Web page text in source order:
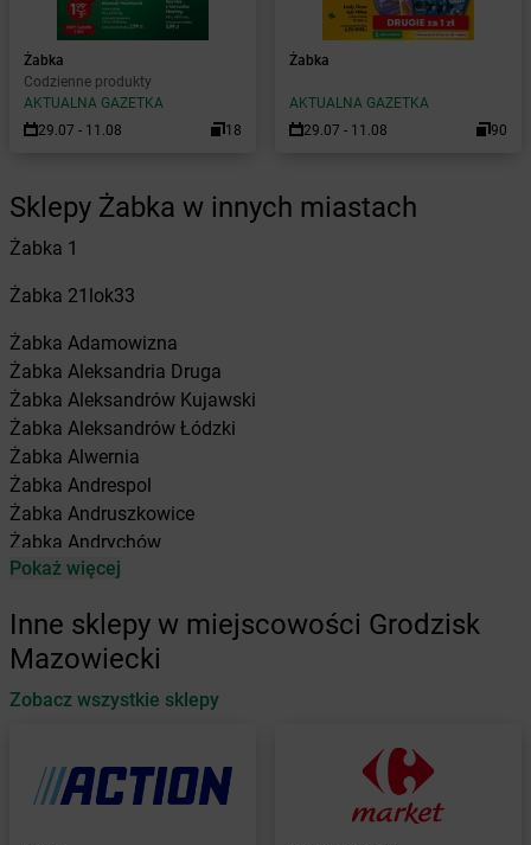
Żabka
Codzienne produkty
AKTUALNA GAZETKA
29.07 - 11.08
18
Żabka
AKTUALNA GAZETKA
29.07 - 11.08
90
Sklepy Żabka w innych miastach
Żabka 1
Żabka 21lok33
Żabka Adamowizna
Żabka Aleksandria Druga
Żabka Aleksandrów Kujawski
Żabka Aleksandrów Łódzki
Żabka Alwernia
Żabka Andrespol
Żabka Andruszkowice
Żabka Andrychów
Żabka Antonie
Żabka Automat
Żabka Babica
Żabka Babice Nowe
Żabka Baboszewo
Pokaż więcej
Inne sklepy w miejscowości Grodzisk
Mazowiecki
Zobacz wszystkie sklepy